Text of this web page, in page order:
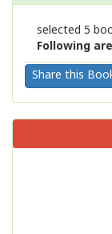
selected 5
Following
Share this